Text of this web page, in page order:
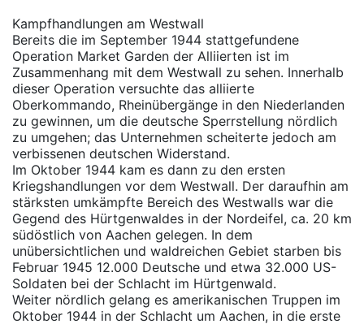
Kampfhandlungen am Westwall
Bereits die im September 1944 stattgefundene
Operation Market Garden der Alliierten ist im
Zusammenhang mit dem Westwall zu sehen. Innerhalb
dieser Operation versuchte das alliierte
Oberkommando, Rheinübergänge in den Niederlanden
zu gewinnen, um die deutsche Sperrstellung nördlich
zu umgehen; das Unternehmen scheiterte jedoch am
verbissenen deutschen Widerstand.
Im Oktober 1944 kam es dann zu den ersten
Kriegshandlungen vor dem Westwall. Der daraufhin am
stärksten umkämpfte Bereich des Westwalls war die
Gegend des Hürtgenwaldes in der Nordeifel, ca. 20 km
südöstlich von Aachen gelegen. In dem
unübersichtlichen und waldreichen Gebiet starben bis
Februar 1945 12.000 Deutsche und etwa 32.000 US-
Soldaten bei der Schlacht im Hürtgenwald.
Weiter nördlich gelang es amerikanischen Truppen im
Oktober 1944 in der Schlacht um Aachen, in die erste